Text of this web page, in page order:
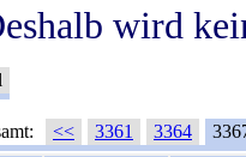
wird
<< 3361 3364